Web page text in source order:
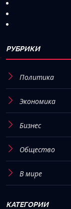
РУБРИКИ
Политика
Экономика
Бизнес
Общество
В мире
КАТЕГОРИИ